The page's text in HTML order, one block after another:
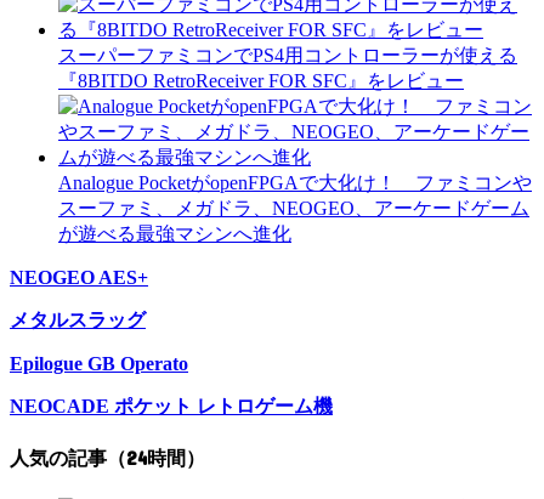
スーパーファミコンでPS4用コントローラーが使える
『8BITDO RetroReceiver FOR SFC』をレビュー
Analogue PocketがopenFPGAで大化け！ ファミコンや
スーファミ、メガドラ、NEOGEO、アーケードゲーム
が遊べる最強マシンへ進化
NEOGEO AES+
メタルスラッグ
Epilogue GB Operato
NEOCADE ポケット レトロゲーム機
人気の記事（24時間）